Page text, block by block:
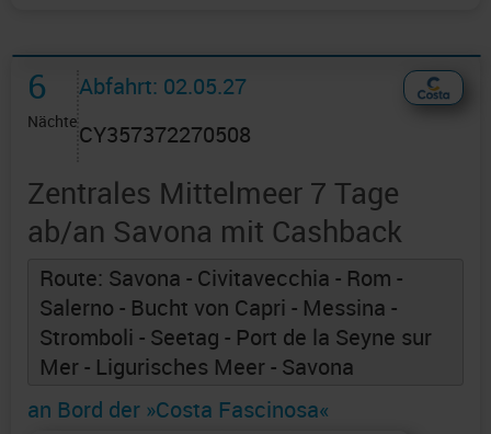
6
Nächte
Abfahrt: 02.05.27
CY357372270508
Zentrales Mittelmeer 7 Tage
ab/an Savona mit Cashback
Route: Savona - Civitavecchia - Rom -
Salerno - Bucht von Capri - Messina -
Stromboli - Seetag - Port de la Seyne sur
Mer - Ligurisches Meer - Savona
an Bord der »Costa Fascinosa«